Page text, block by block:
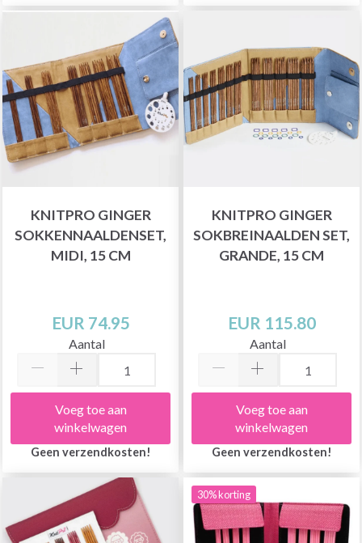
KNITPRO GINGER
SOKKENNAALDENSET,
MIDI, 15 CM
EUR 74.95
Aantal
Voeg toe aan
winkelwagen
Geen verzendkosten!
KNITPRO GINGER
SOKBREINAALDEN SET,
GRANDE, 15 CM
EUR 115.80
Aantal
Voeg toe aan
winkelwagen
Geen verzendkosten!
30% korting